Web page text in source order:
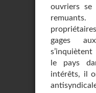
ouvriers
gages
le pays
intérêts, il